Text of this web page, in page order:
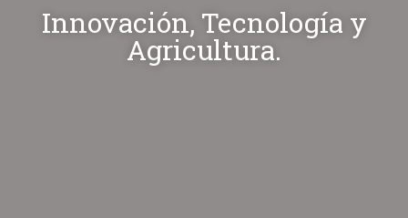
Innovación, Tecnología y
Agricultura.